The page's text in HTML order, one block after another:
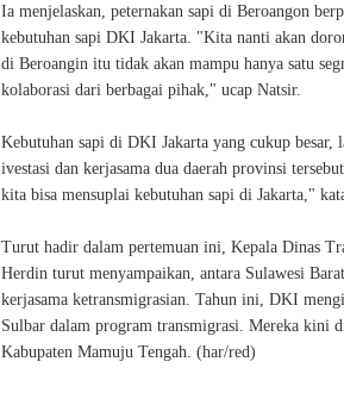
Ia menjelaskan, peternakan sapi di Beroangon
kebutuhan sapi DKI Jakarta. "Kita nanti akan
di Beroangin itu tidak akan mampu hanya satu
kolaborasi dari berbagai pihak," ucap Natsir.
Kebutuhan sapi di DKI Jakarta yang cukup besar,
ivestasi dan kerjasama dua daerah provinsi
kita bisa mensuplai kebutuhan sapi di Jakarta,"
Turut hadir dalam pertemuan ini, Kepala Dinas
Herdin turut menyampaikan, antara Sulawesi
kerjasama ketransmigrasian. Tahun ini, DKI
Sulbar dalam program transmigrasi. Mereka kini
Kabupaten Mamuju Tengah. (har/red)